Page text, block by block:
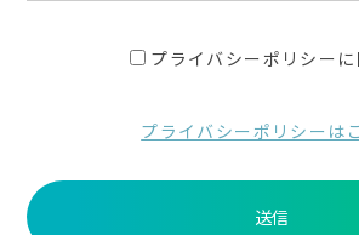
プライバシーポリシーに
プライバシーポリシーは